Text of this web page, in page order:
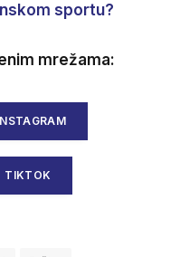
sportu?
mrežama:
TIKTOK